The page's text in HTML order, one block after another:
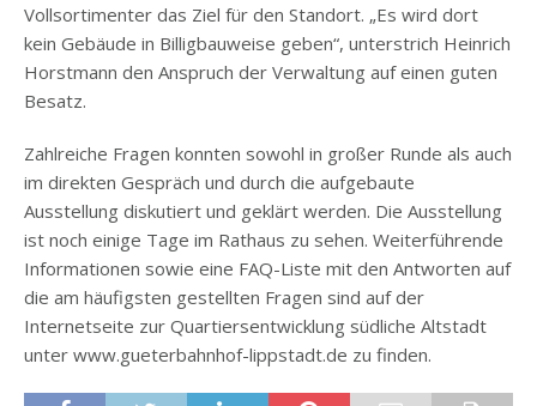
Vollsortimenter das Ziel für den Standort. „Es wird dort
kein Gebäude in Billigbauweise geben“, unterstrich Heinrich
Horstmann den Anspruch der Verwaltung auf einen guten
Besatz.
Zahlreiche Fragen konnten sowohl in großer Runde als auch
im direkten Gespräch und durch die aufgebaute
Ausstellung diskutiert und geklärt werden. Die Ausstellung
ist noch einige Tage im Rathaus zu sehen. Weiterführende
Informationen sowie eine FAQ-Liste mit den Antworten auf
die am häufigsten gestellten Fragen sind auf der
Internetseite zur Quartiersentwicklung südliche Altstadt
unter www.gueterbahnhof-lippstadt.de zu finden.